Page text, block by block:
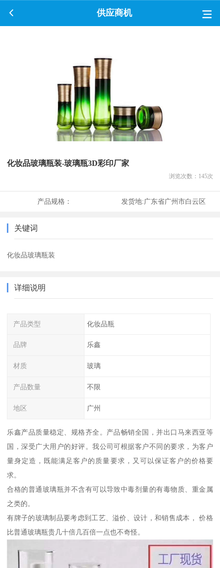
供应商机
化妆品玻璃瓶装-玻璃瓶3D彩印厂家
浏览次数： 145次
产品规格： 发货地:广东省广州市白云区
关键词
化妆品玻璃瓶装
详细说明
产品类型 化妆品瓶
品牌 乐鑫
材质 玻璃
产品数量 不限
地区 广州
乐鑫产品质量稳定、规格齐全。产品畅销全国，并出口马来西亚等
国，深受广大用户的好评。我公司可根据客户不同的要求，为客户
量身定造，既能满足客户的质量要求，又可以保证客户的价格要
求。
合格的普通玻璃瓶并不含有可以导致中毒剂量的有毒物质、重金属
之类的。
有牌子的玻璃制品要考虑到工艺、溢价、设计，和销售成本， 价格
比普通玻璃瓶贵几十倍几百倍一点也不奇怪。